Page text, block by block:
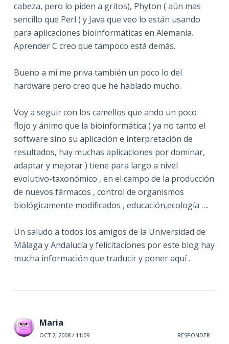
cabeza, pero lo piden a gritos), Phyton ( aún mas
sencillo que Perl ) y Java que veo lo están usando
para aplicaciones bioinformáticas en Alemania.
Aprender C creo que tampoco está demás.
Bueno a mi me priva también un poco lo del
hardware pero creo que he hablado mucho.
Voy a seguir con los camellos que ando un poco
flojo y ánimo que la bioinformática ( ya no tanto el
software sino su aplicación e interpretación de
resultados, hay muchas aplicaciones por dominar,
adaptar y mejorar ) tiene para largo a nivel
evolutivo-taxonómico , en el campo de la producción
de nuevos fármacos , control de organismos
biológicamente modificados , educación,ecología ….
Un saludo a todos los amigos de la Universidad de
Málaga y Andalucía y felicitaciones por este blog hay
mucha información que traducir y poner aquí .
Maria
OCT 2, 2008 / 11:09 RESPONDER